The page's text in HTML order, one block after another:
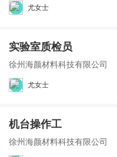
尤女士
实验室质检员
徐州海颜材料科技有限公司
尤女士
机台操作工
徐州海颜材料科技有限公司